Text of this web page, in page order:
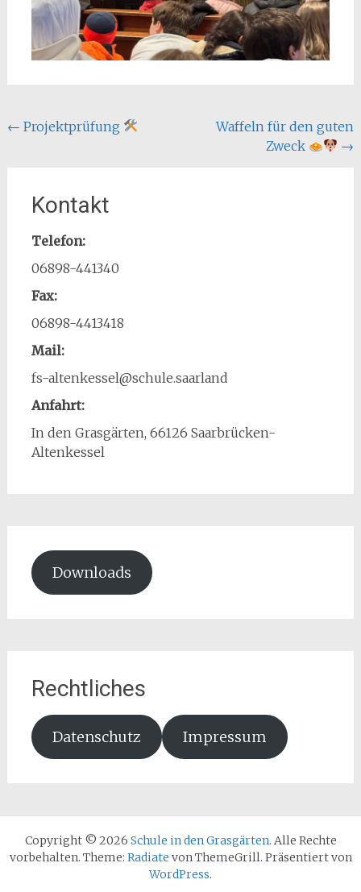
Beitragsnavigation
← Projektprüfung
Waffeln für den guten
Zweck
→
Kontakt
Telefon:
06898-441340
Fax:
06898-4413418
Mail:
fs-altenkessel@schule.saarland
Anfahrt:
In den Grasgärten, 66126 Saarbrücken-
Altenkessel
Downloads
Rechtliches
Datenschutz Impressum
Copyright © 2026 Schule in den Grasgärten. Alle Rechte
vorbehalten. Theme: Radiate von ThemeGrill. Präsentiert von
WordPress.